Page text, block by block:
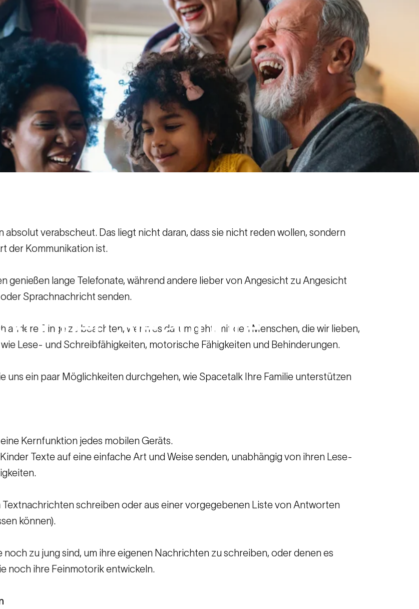
könnenSie aufIhre
absolut verabscheut. Das liegt nicht daran, dass sie nicht reden wollen, sondern
der Kommunikation ist.
genießen lange Telefonate, während andere lieber von Angesicht zu Angesicht
Sprachnachricht senden.
Dinge zu beachten, wenn es darum geht, mit den Menschen, die wir lieben,
Lese- und Schreibfähigkeiten, motorische Fähigkeiten und Behinderungen.
uns ein paar Möglichkeiten durchgehen, wie Spacetalk Ihre Familie unterstützen
Kernfunktion jedes mobilen Geräts.
Texte auf eine einfache Art und Weise senden, unabhängig von ihren Lese-
Textnachrichten schreiben oder aus einer vorgegebenen Liste von Antworten
können).
zu jung sind, um ihre eigenen Nachrichten zu schreiben, oder denen es
noch ihre Feinmotorik entwickeln.